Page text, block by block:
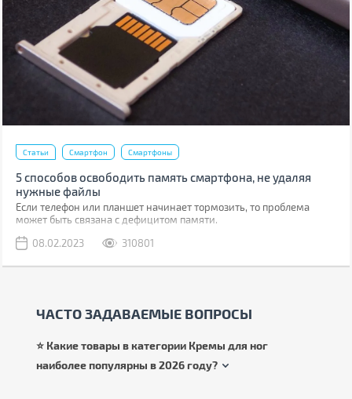
Статьи Смартфон Смартфоны
5 способов освободить память смартфона, не удаляя
нужные файлы
Если телефон или планшет начинает тормозить, то проблема
может быть связана с дефицитом памяти.
08.02.2023
310801
ЧАСТО ЗАДАВАЕМЫЕ ВОПРОСЫ
⭐ Какие товары в категории Кремы для ног
наиболее популярны в 2026 году?